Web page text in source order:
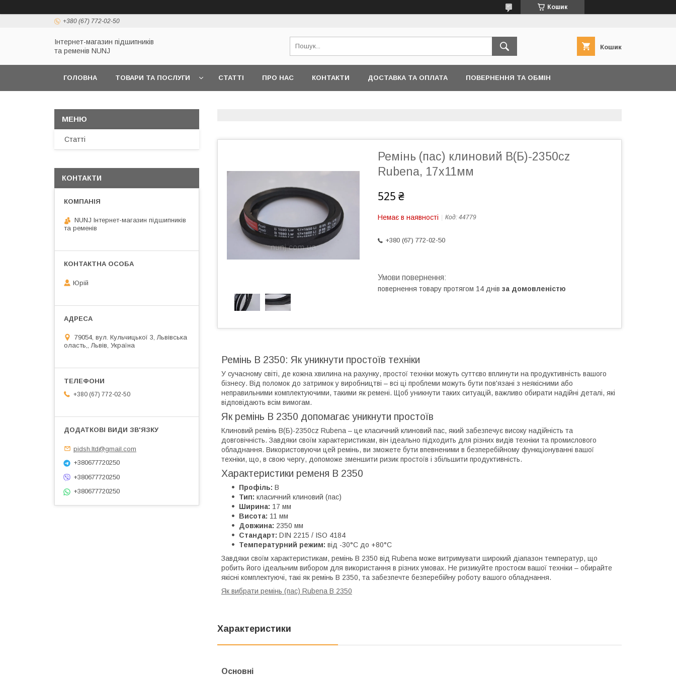
Кошик
+380 (67) 772-02-50
Інтернет-магазин підшипників
та ременів NUNJ
Кошик
ГОЛОВНА ТОВАРИ ТА ПОСЛУГИ СТАТТІ ПРО НАС КОНТАКТИ ДОСТАВКА ТА ОПЛАТА ПОВЕРНЕННЯ ТА ОБМІН
Ремінь (пас) клиновий B(Б)-2350cz
Rubena, 17х11мм
525 ₴
Немає в наявності Код: 44779
+380 (67) 772-02-50
повернення товару протягом 14 днів за домовленістю
Ремінь B 2350: Як уникнути простоїв техніки
У сучасному світі, де кожна хвилина на рахунку, простої техніки можуть суттєво вплинути на продуктивність вашого
бізнесу. Від поломок до затримок у виробництві – всі ці проблеми можуть бути пов'язані з неякісними або
неправильними комплектуючими, такими як ремені. Щоб уникнути таких ситуацій, важливо обирати надійні деталі, які
відповідають всім вимогам.
Як ремінь B 2350 допомагає уникнути простоїв
Клиновий ремінь B(Б)-2350cz Rubena – це класичний клиновий пас, який забезпечує високу надійність та
довговічність. Завдяки своїм характеристикам, він ідеально підходить для різних видів техніки та промислового
обладнання. Використовуючи цей ремінь, ви зможете бути впевненими в безперебійному функціонуванні вашої
техніки, що, в свою чергу, допоможе зменшити ризик простоїв і збільшити продуктивність.
Характеристики ременя B 2350
Профіль: B
Тип: класичний клиновий (пас)
Ширина: 17 мм
Висота: 11 мм
Довжина: 2350 мм
Стандарт: DIN 2215 / ISO 4184
Температурний режим: від -30°C до +80°C
Завдяки своїм характеристикам, ремінь B 2350 від Rubena може витримувати широкий діапазон температур, що
робить його ідеальним вибором для використання в різних умовах. Не ризикуйте простоєм вашої техніки – обирайте
якісні комплектуючі, такі як ремінь B 2350, та забезпечте безперебійну роботу вашого обладнання.
Як вибрати ремінь (пас) Rubena B 2350
Характеристики
Основні
Статті
КОНТАКТИ
NUNJ Інтернет-магазин підшипників
та ременів
Юрій
79054, вул. Кульчицької 3, Львівська
оласть,, Львів, Україна
+380 (67) 772-02-50
pidsh.ltd@gmail.com
+380677720250
+380677720250
+380677720250